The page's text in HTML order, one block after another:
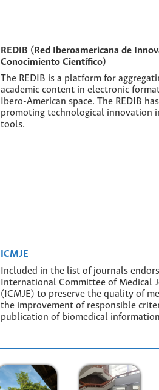
REDIB (Red Iberoamericana de
Conocimiento Científico)
The REDIB is a platform for
academic content in electronic
Ibero-American space. The REDIB
promoting technological innovation
tools.
ICMJE
Included in the list of journals
International Committee of Medical
(ICMJE) to preserve the quality of
the improvement of responsible
publication of biomedical